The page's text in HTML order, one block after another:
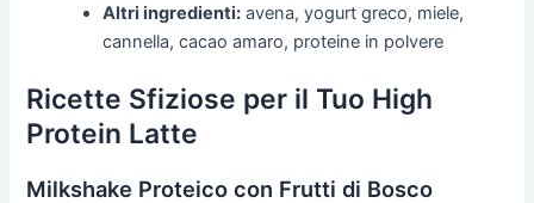
Altri ingredienti: avena, yogurt greco, miele,
cannella, cacao amaro, proteine in polvere
Ricette Sfiziose per il Tuo High
Protein Latte
Milkshake Proteico con Frutti di Bosco